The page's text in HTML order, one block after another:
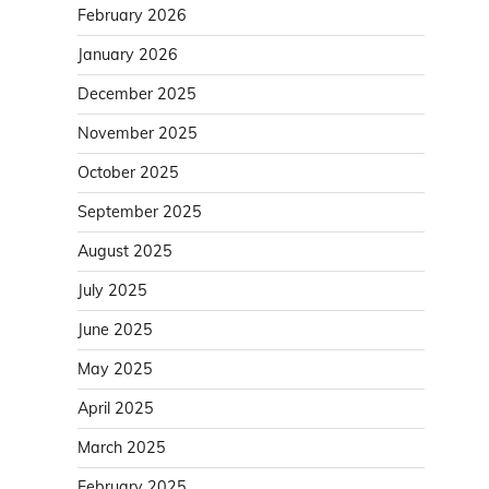
February 2026
January 2026
December 2025
November 2025
October 2025
September 2025
August 2025
July 2025
June 2025
May 2025
April 2025
March 2025